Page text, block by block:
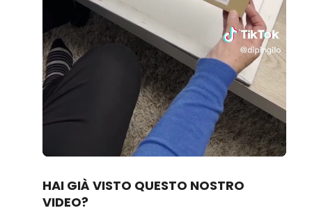
Loaded:
70.14%
HAI GIÀ VISTO QUESTO NOSTRO
VIDEO?